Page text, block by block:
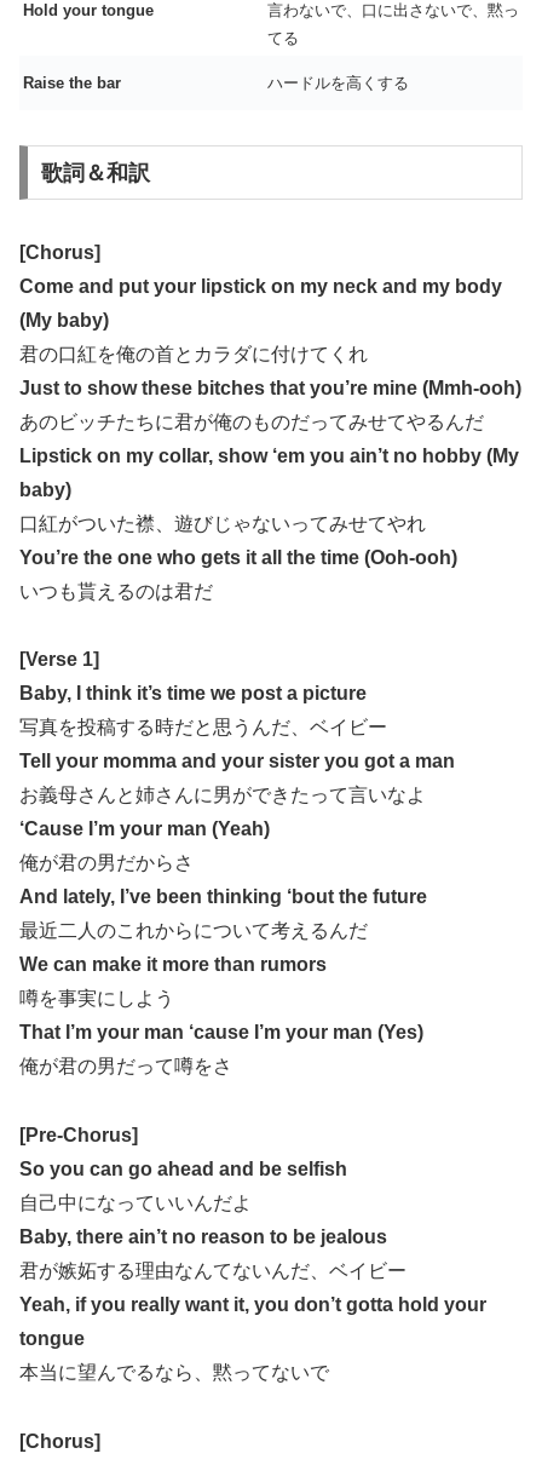
Hold your tongue
言わないで、口に出さないで、黙っ
てる
Raise the bar ハードルを高くする
歌詞＆和訳
[Chorus]
Come and put your lipstick on my neck and my body
(My baby)
君の口紅を俺の首とカラダに付けてくれ
Just to show these bitches that you’re mine (Mmh-ooh)
あのビッチたちに君が俺のものだってみせてやるんだ
Lipstick on my collar, show ‘em you ain’t no hobby (My
baby)
口紅がついた襟、遊びじゃないってみせてやれ
You’re the one who gets it all the time (Ooh-ooh)
いつも貰えるのは君だ
[Verse 1]
Baby, I think it’s time we post a picture
写真を投稿する時だと思うんだ、ベイビー
Tell your momma and your sister you got a man
お義母さんと姉さんに男ができたって言いなよ
‘Cause I’m your man (Yeah)
俺が君の男だからさ
And lately, I’ve been thinking ‘bout the future
最近二人のこれからについて考えるんだ
We can make it more than rumors
噂を事実にしよう
That I’m your man ‘cause I’m your man (Yes)
俺が君の男だって噂をさ
[Pre-Chorus]
So you can go ahead and be selfish
自己中になっていいんだよ
Baby, there ain’t no reason to be jealous
君が嫉妬する理由なんてないんだ、ベイビー
Yeah, if you really want it, you don’t gotta hold your
tongue
本当に望んでるなら、黙ってないで
[Chorus]